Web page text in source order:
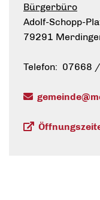
Bürgerbüro
Adolf-Schopp-
79291
Telefon: 07668